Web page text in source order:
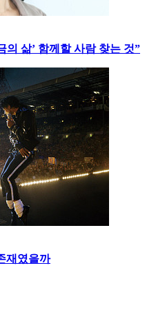
의 삶’ 함께할 사람 찾는 것”
재였을까